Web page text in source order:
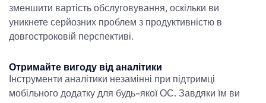
зменшити вартість обслуговування, оскільки ви
уникнете серйозних проблем з продуктивністю в
довгостроковій перспективі.
Отримайте вигоду від аналітики
Інструменти аналітики незамінні при підтримці
мобільного додатку для будь-якої ОС. Завдяки їм ви